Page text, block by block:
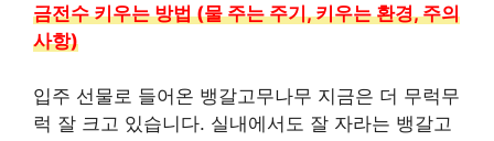
금전수 키우는 방법 (물 주는 주기, 키우는 환경, 주의
사항)
입주 선물로 들어온 뱅갈고무나무 지금은 더 무럭무
럭 잘 크고 있습니다. 실내에서도 잘 자라는 뱅갈고